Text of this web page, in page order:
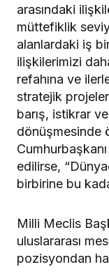
arasındaki
müttefiklik
alanlardaki iş
ilişkilerimizi
refahına ve
stratejik
barış, istikrar
dönüşmesinde
edilirse,
birbirine bu
Milli Meclis
uluslararası
pozisyondan